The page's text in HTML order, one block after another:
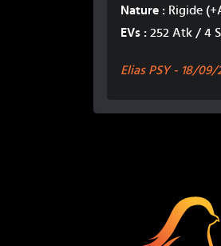
Nature : Rigide
EVs : 252 Atk / 4
Elias PSY - 18/09/